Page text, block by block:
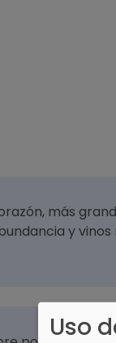
más
y vinos
Uso